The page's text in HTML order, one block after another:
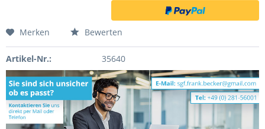
Merken Bewerten
Artikel-Nr.: 35640